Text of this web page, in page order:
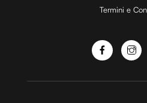
Termini e